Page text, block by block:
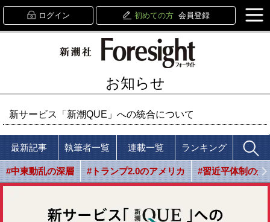
ログイン 初めての方 会員登録
お知らせ
新サービス「新潮QUE」への統合について
最新記事 執筆者一覧 連載一覧 ランキング
#中東動乱の深層 #トランプ2.0のアメリカ #習近平体制の光